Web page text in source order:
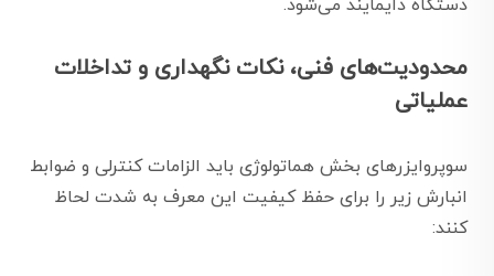
دستگاه دایمایند می‌شود.
محدودیت‌های فنی، نکات نگهداری و تداخلات
عملیاتی
سوپروایزرهای بخش هماتولوژی باید الزامات کنترلی و ضوابط
انبارش زیر را برای حفظ کیفیت این معرف به شدت لحاظ
کنند: